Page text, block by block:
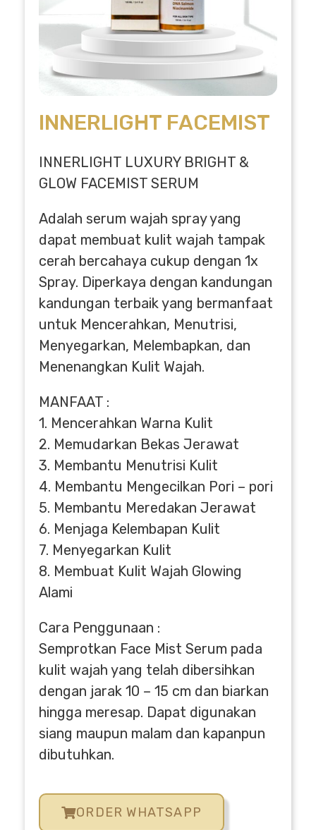
INNERLIGHT FACEMIST
INNERLIGHT LUXURY BRIGHT &
GLOW FACEMIST SERUM
Adalah serum wajah spray yang
dapat membuat kulit wajah tampak
cerah bercahaya cukup dengan 1x
Spray. Diperkaya dengan kandungan
kandungan terbaik yang bermanfaat
untuk Mencerahkan, Menutrisi,
Menyegarkan, Melembapkan, dan
Menenangkan Kulit Wajah.
MANFAAT :
1. Mencerahkan Warna Kulit
2. Memudarkan Bekas Jerawat
3. Membantu Menutrisi Kulit
4. Membantu Mengecilkan Pori – pori
5. Membantu Meredakan Jerawat
6. Menjaga Kelembapan Kulit
7. Menyegarkan Kulit
8. Membuat Kulit Wajah Glowing
Alami
Cara Penggunaan :
Semprotkan Face Mist Serum pada
kulit wajah yang telah dibersihkan
dengan jarak 10 – 15 cm dan biarkan
hingga meresap. Dapat digunakan
siang maupun malam dan kapanpun
dibutuhkan.
ORDER WHATSAPP